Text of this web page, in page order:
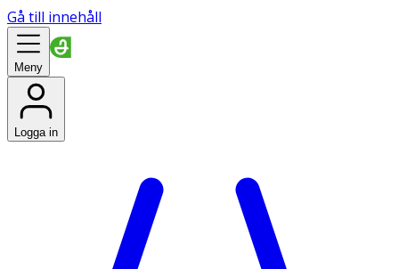
Gå till innehåll
Meny
Logga in